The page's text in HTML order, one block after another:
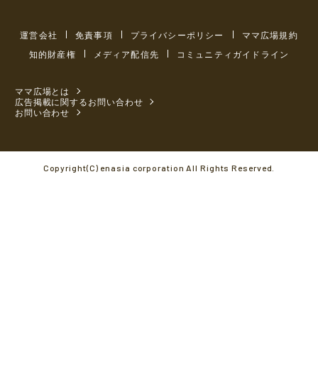
運営会社 免責事項 プライバシーポリシー
ママ広場規約
知的財産権
メディア配信先 コミュニティガイドライン
ママ広場とは
広告掲載に関するお問い合わせ
お問い合わせ
Copyright(C) enasia corporation All Rights Reserved.